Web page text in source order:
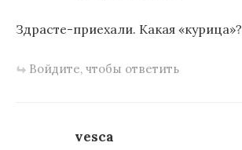
Здрасте-приехали. Какая «курица»?
Войдите, чтобы ответить
vesca